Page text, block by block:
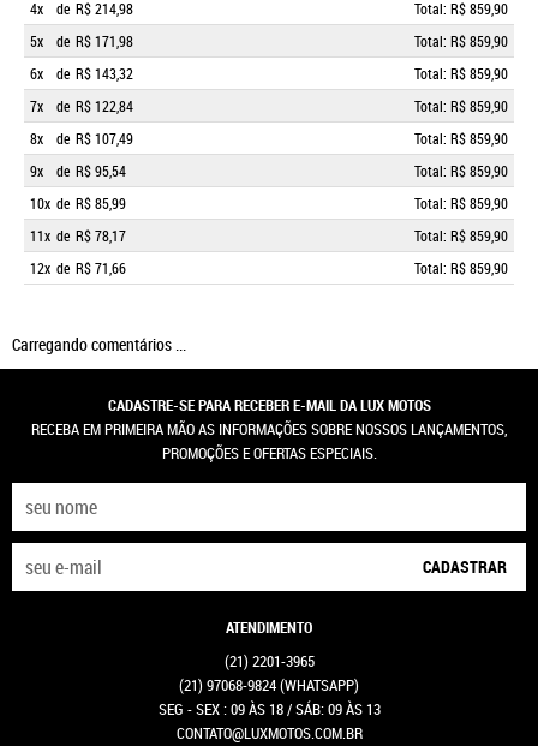
4x de R$ 214,98
Total: R$ 859,90
5x
de R$ 171,98
Total: R$ 859,90
6x
de R$ 143,32
Total: R$ 859,90
7x
de R$ 122,84
Total: R$ 859,90
8x
de R$ 107,49
Total: R$ 859,90
9x
de R$ 95,54
Total: R$ 859,90
10x de R$ 85,99
Total: R$ 859,90
11x de R$ 78,17
Total: R$ 859,90
12x de R$ 71,66 Total: R$ 859,90
Carregando comentários ...
CADASTRE-SE PARA RECEBER E-MAIL DA LUX MOTOS
RECEBA EM PRIMEIRA MÃO AS INFORMAÇÕES SOBRE NOSSOS LANÇAMENTOS,
PROMOÇÕES E OFERTAS ESPECIAIS.
CADASTRAR
ATENDIMENTO
(21) 2201-3965
(21) 97068-9824(WHATSAPP)
SEG - SEX : 09 ÀS 18 / SÁB: 09 ÀS 13
CONTATO@LUXMOTOS.COM.BR